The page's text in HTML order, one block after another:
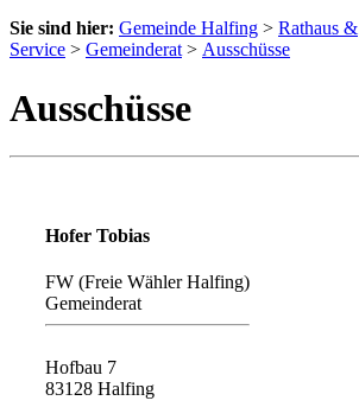
Sie sind hier: Gemeinde Halfing > Rathaus &
Service > Gemeinderat > Ausschüsse
Ausschüsse
Hofer Tobias
FW (Freie Wähler Halfing)
Gemeinderat
Hofbau 7
83128 Halfing